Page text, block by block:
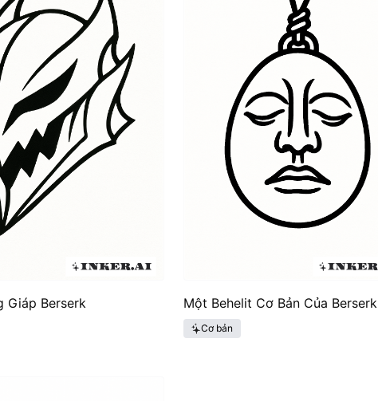
Giáp Berserk Một Behelit Cơ Bản Của Berserk
Cơ bản